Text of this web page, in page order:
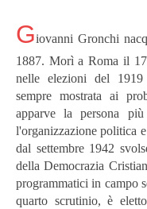
Giovanni Gronchi
1887. Morì a Roma il
nelle elezioni del 1919
sempre mostrata ai
apparve la persona
l'organizzazione politica
dal settembre 1942
della Democrazia
programmatici in campo
quarto scrutinio, è